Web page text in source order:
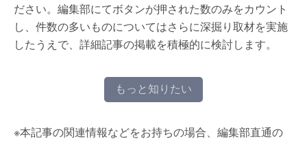
ださい。編集部にてボタンが押された数のみをカウント
し、件数の多いものについてはさらに深掘り取材を実施
したうえで、詳細記事の掲載を積極的に検討します。
もっと知りたい
※本記事の関連情報などをお持ちの場合、編集部直通の